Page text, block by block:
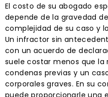
El costo de su abogado
depende de la gravedad
complejidad de su caso y
Un infractor sin
con un acuerdo de
suele costar menos que
condenas previas y un
corporales graves. En su
puede proporcionarle una